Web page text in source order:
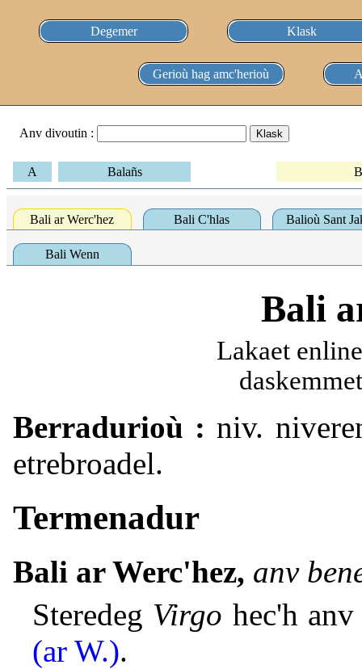
Degemer Klask
Gerioù hag amc'herioù
Anv divoutin :
A Balañs
Bali ar Werc'hez Bali C'hlas Balioù Sant
Bali Wenn
Bali
Lakaet
Berradurioù : niv.
etrebroadel.
Termenadur
Bali ar Werc'hez, anv
Steredeg Virgo hec'h
(ar W.).